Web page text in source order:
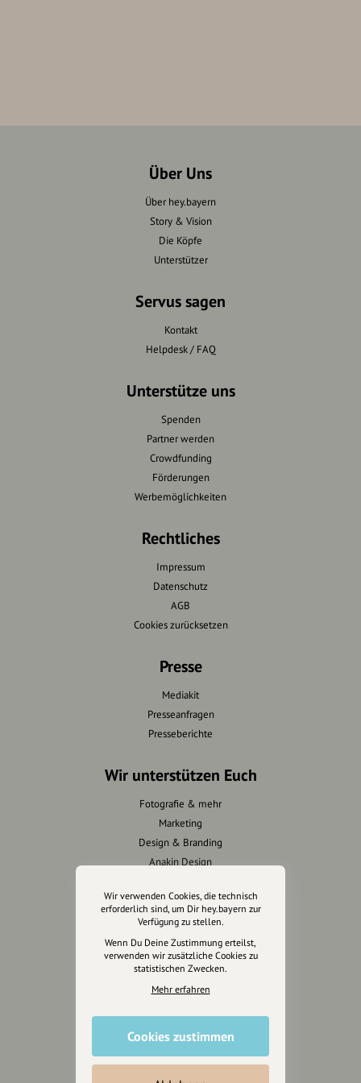
Über Uns
Über hey.bayern
Story & Vision
Die Köpfe
Unterstützer
Servus sagen
Kontakt
Helpdesk / FAQ
Unterstütze uns
Spenden
Partner werden
Crowdfunding
Förderungen
Werbemöglichkeiten
Rechtliches
Impressum
Datenschutz
AGB
Cookies zurücksetzen
Presse
Mediakit
Presseanfragen
Presseberichte
Wir unterstützen Euch
Fotografie & mehr
Marketing
Design & Branding
Anakin Design
Unterstütze
unsere Plattform
hey.bayern ist ein Projekt von
für alle, die uns besuchen
wollen.
Wir verwenden Cookies, die technisch
erforderlich sind, um Dir hey.bayern zur
Verfügung zu stellen.
Wenn Du Deine Zustimmung erteilst,
verwenden wir zusätzliche Cookies zu
statistischen Zwecken.
Mehr erfahren
Cookies zustimmen